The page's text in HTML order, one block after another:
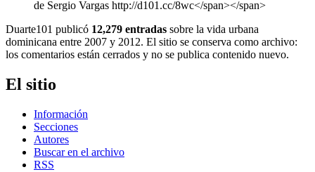
de Sergio Vargas http://d101.cc/8wc</span></span>
Duarte101 publicó 12,279 entradas sobre la vida urbana
dominicana entre 2007 y 2012. El sitio se conserva como archivo:
los comentarios están cerrados y no se publica contenido nuevo.
El sitio
Información
Secciones
Autores
Buscar en el archivo
RSS